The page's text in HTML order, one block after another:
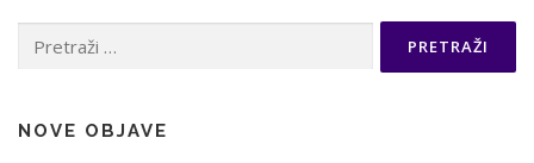
NOVE OBJAVE